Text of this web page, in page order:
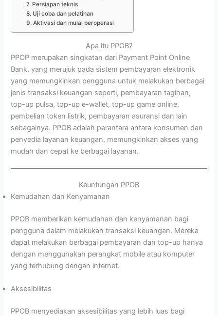
7. Persiapan teknis
8. Uji coba dan pelatihan
9. Aktivasi dan mulai beroperasi
Apa itu PPOB?
PPOP merupakan singkatan dari Payment Point Online
Bank, yang merujuk pada sistem pembayaran elektronik
yang memungkinkan pengguna untuk melakukan berbagai
jenis transaksi keuangan seperti, pembayaran tagihan,
top-up pulsa, top-up e-wallet, top-up game online,
pembelian token listrik, pembayaran asuransi dan lain
sebagainya. PPOB adalah perantara antara konsumen dan
penyedia layanan keuangan, memungkinkan akses yang
mudah dan cepat ke berbagai layanan.
Keuntungan PPOB
Kemudahan dan Kenyamanan
PPOB memberikan kemudahan dan kenyamanan bagi
pengguna dalam melakukan transaksi keuangan. Mereka
dapat melakukan berbagai pembayaran dan top-up hanya
dengan menggunakan perangkat mobile atau komputer
yang terhubung dengan internet.
Aksesibilitas
PPOB menyediakan aksesibilitas yang lebih luas bagi